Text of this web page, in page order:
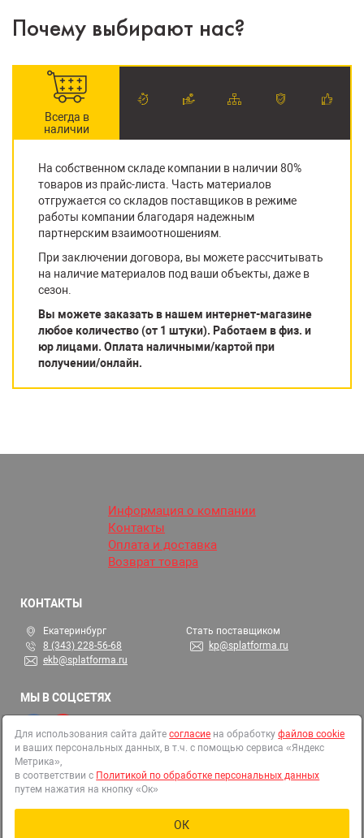
Почему выбирают нас?
Всегда в
наличии
На собственном складе компании в наличии 80%
товаров из прайс-листа. Часть материалов
отгружается со складов поставщиков в режиме
работы компании благодаря надежным
партнерским взаимоотношениям.
При заключении договора, вы можете рассчитывать
на наличие материалов под ваши объекты, даже в
сезон.
Вы можете заказать в нашем интернет-магазине
любое количество (от 1 штуки). Работаем в физ. и
юр лицами. Оплата наличными/картой при
получении/онлайн.
Информация о компании
Контакты
Оплата и доставка
Возврат товара
КОНТАКТЫ
Екатеринбург
8 (343) 228-56-68
ekb@splatforma.ru
Стать поставщиком
kp@splatforma.ru
МЫ В СОЦСЕТЯХ
© 2002-2026 СтройПлатформа
ОГРН 1146679000313
Все права защищены
Правила использования файлов cookies
Для использования сайта дайтесогласие на обработкуфайлов cookie
и ваших персональных данных, в т.ч. с помощью сервиса «Яндекс
Метрика»,
в соответствии с Политикой по обработке персональных данных
путем нажатия на кнопку «Ок»
ОК